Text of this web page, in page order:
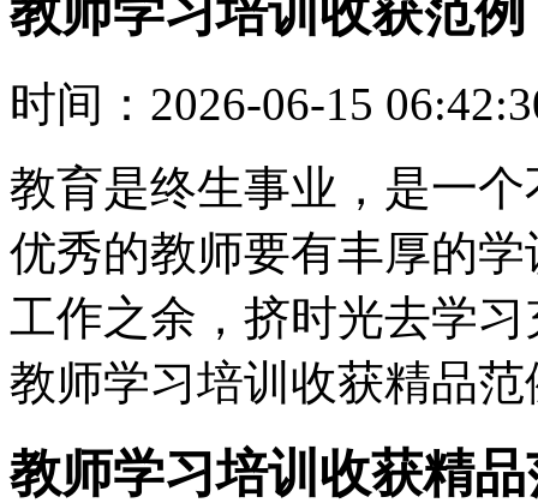
教师学习培训收获范例
时间： 2026-06-15
教育是终生事业，是一
优秀的教师要有丰厚的
工作之余，挤时光去学
教师学习培训收获精品
教师学习培训收获精